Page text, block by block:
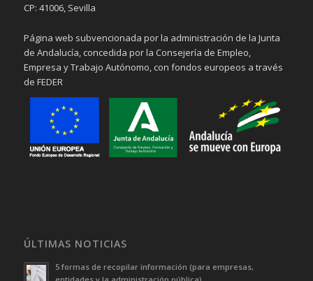
CP: 41006, Sevilla
Página web subvencionada por la administración de la Junta
de Andalucía, concedida por la Consejería de Empleo,
Empresa y Trabajo Autónomo, con fondos europeos a través
de FEDER
ÚLTIMAS NOTICIAS
5 formas de recopilar información (para empresas,